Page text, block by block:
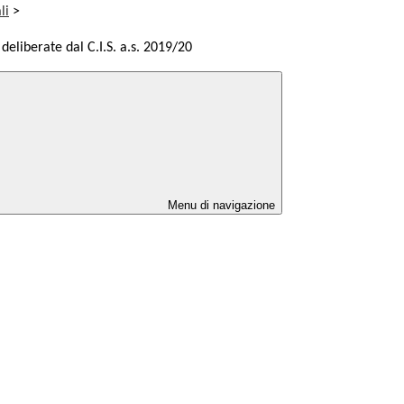
>
dal C.I.S. a.s. 2019/20
Menu di navigazione